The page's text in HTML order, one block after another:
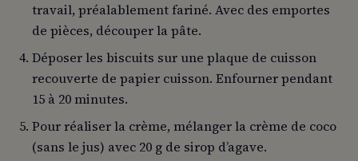
travail, préalablement fariné. Avec des emportes
de pièces, découper la pâte.
Déposer les biscuits sur une plaque de cuisson
recouverte de papier cuisson. Enfourner pendant
15 à 20 minutes.
Pour réaliser la crème, mélanger la crème de coco
(sans le jus) avec 20 g de sirop d’agave.